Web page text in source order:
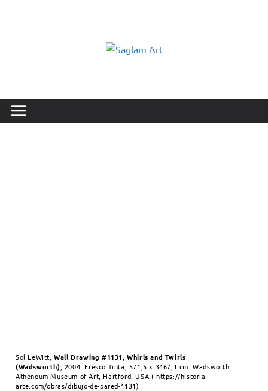
Sol LeWitt,Wall Drawing #1131, Whirls and Twirls
(Wadsworth) , 2004. Fresco Tinta, 571,5 x 3467,1 cm.Wadsworth
Atheneum Museum of Art, Hartford, USA.(https://historia-
arte.com/obras/dibujo-de-pared-1131)